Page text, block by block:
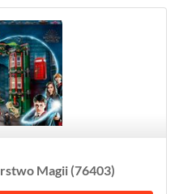
Magii (76403)